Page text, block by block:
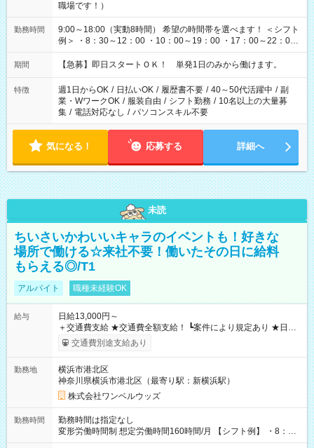
職場です！）
勤務時間
9:00～18:00（実動8時間） 希望の時間帯を選べます！ ＜シフト
例＞ ・8：30～12：00 ・10：00～19：00 ・17：00～22：00
・13：00～22：00 ・22：00～翌6：00 など
期間 【急募】即日スタートＯＫ！ 単発1日のみから働けます。
特徴 週1日からOK / 日払いOK / 履歴書不要 / 40～50代活躍中 / 副
業・WワークOK / 服装自由 / シフト勤務 / 10名以上の大量募
集 / 電話対応なし / パソコンスキル不要
気になる！ 応募する 詳細へ
未読
ちいさいかわいいキャラのイベントも！好きな
場所で働ける☆来社不要！働いたその日に給料
もらえる◎/T1
アルバイト 職種未経験OK
給与
日給13,000円～
＋交通費支給 ★交通費全額支給！ ┗案件により規定あり ★日払
いOK！（規定あり） ┗働いたその日に現金GET♪ お仕事後はコ
ンビニATMから 日払い分を引き落とせます！ 【試用期間】試
交通費別途支給あり
勤務地
横浜市港北区
神奈川県横浜市港北区（最寄り駅：新横浜駅）
株式会社ワンベルウッズ
勤務時間
勤務時間は指定なし
変形労働時間制 想定労働時間160時間/月 【シフト例】 ・8：00
～21：00